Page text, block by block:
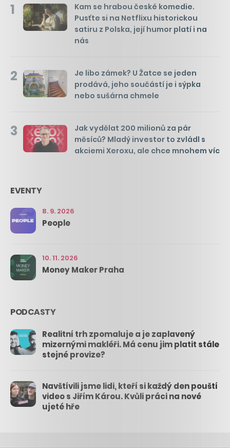
1
Kam se hrabou české komedie.
Pusťte si na Netflixu historickou
satiru z Polska, její humor platí i na
nás
2
Je libo zámek? U Žatce se jeden
prodává, jeho součástí je i sýpka
nebo sušárna chmele
3
Jak vydělat 200 milionů za pár
měsíců? Mladý investor to zvládl s
akciemi Xeroxu, ale chce mnohem víc
EVENTY
8. 9. 2026
People
10. 11. 2026
Money Maker Praha
PODCASTY
Realitní trh zpomaluje a je zaplavený
mizernými makléři. Má cenu jim platit stále
stejné provize?
Navštívili jsme lidi, kteří si každý den pouští
video s Jiřím Károu. Kvůli práci na nové
ujeté hře